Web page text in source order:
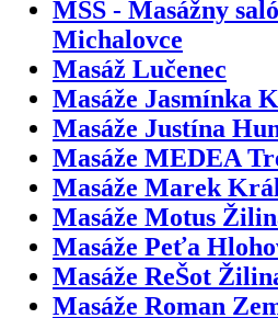
MSS - Masážny
Michalovce
Masáž Lučenec
Masáže Jasmínka
Masáže Justína
Masáže MEDEA
Masáže Marek
Masáže Motus
Masáže Peťa
Masáže ReŠot
Masáže Roman